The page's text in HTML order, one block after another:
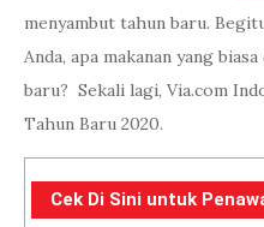
menyambut tahun baru.
Anda, apa makanan yang
baru? Sekali lagi, Via.com
Tahun Baru 2020.
Cek Di Sini untuk